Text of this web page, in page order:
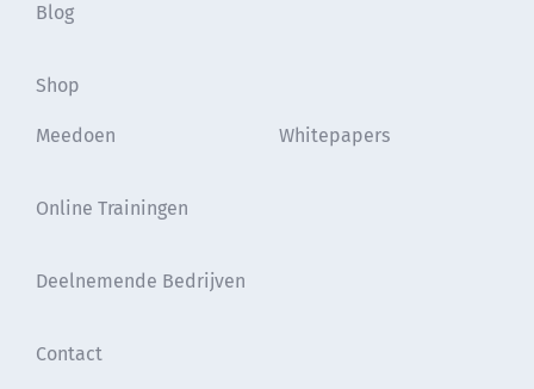
Blog
Shop
Meedoen Whitepapers
Online Trainingen
Deelnemende Bedrijven
Contact